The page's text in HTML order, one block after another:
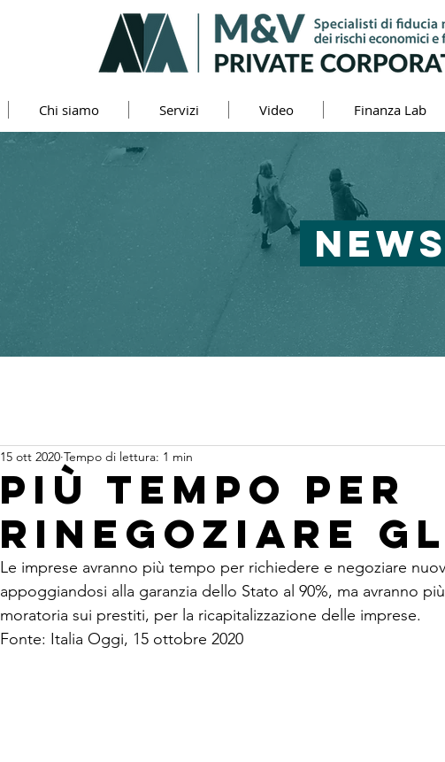
Chi siamo Servizi Video Finanza Lab
NEWS
Più tempo per
rinegoziare
15 ott 2020 Tempo di lettura: 1 min
Le imprese avranno più tempo per richiedere e negoziare
appoggiandosi alla garanzia dello Stato al 90%, ma avranno
moratoria sui prestiti, per la ricapitalizzazione delle imprese.
Fonte: Italia Oggi, 15 ottobre 2020